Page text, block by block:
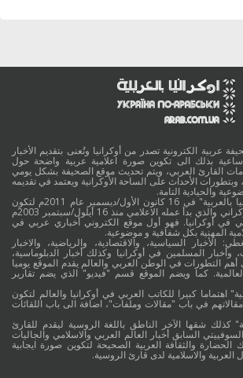
عربية الكترونية تصدر من أوكرانيا وتُعنى بتقديم الأخبار
ساعية بذلك الى تكوين صورة اعلامية عربية واضحة حول
القارئ العربي، ويتم تحديث موقع الصحيفة بشكل يومي
الأحداث على الساحة الأوكرانية ويعتمد في تقديمه
والحيادية التامة.
وقد جائت انطلاقة "أوكرانيا بالعربية" في 16 كانون الأول/ديسمبر عام 2011م لتكون
امتدادا للموقع العربي الاوكراني والذي بدأ عمله الاعلامي منذ 16 أيلول/سبتمبر 2003م
في أوكرانيا. فهو أول موقع الكتروني أخباري عربي في
المهنية بكل شفافية و موضوعية.
الأخبار السياسية، والاقتصادية، والرياضية، والاخبار
وأخبار المسلمين في أوكرانيا وكذلك أخبار الدبلوماسية،
أهم التطورات في الوطن العربي والعالم يقدم الموقع يوميا
كما ويضم الموقع قسم "فيديو" الذي يضم تقارير
اهتماما كبيرا للكاتب العربي في أوكرانيا والعالم لتكون
مقالاتهم في باب "مقالات وملفات"، اضافة الى باب اللقائات
كذلك شقها الآخر الناطق باللغة الروسية ليقدم للقارئ
السابق أخبار العالم العربي والاسلامي والجاليات
الحضارة والثقافة العربية الصحيحة لتكوين صورة ايجابية
العربية والاسلامية لدى قارئ الروسية.